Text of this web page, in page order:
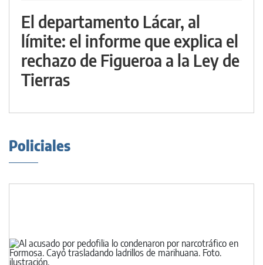
El departamento Lácar, al
límite: el informe que explica el
rechazo de Figueroa a la Ley de
Tierras
Policiales